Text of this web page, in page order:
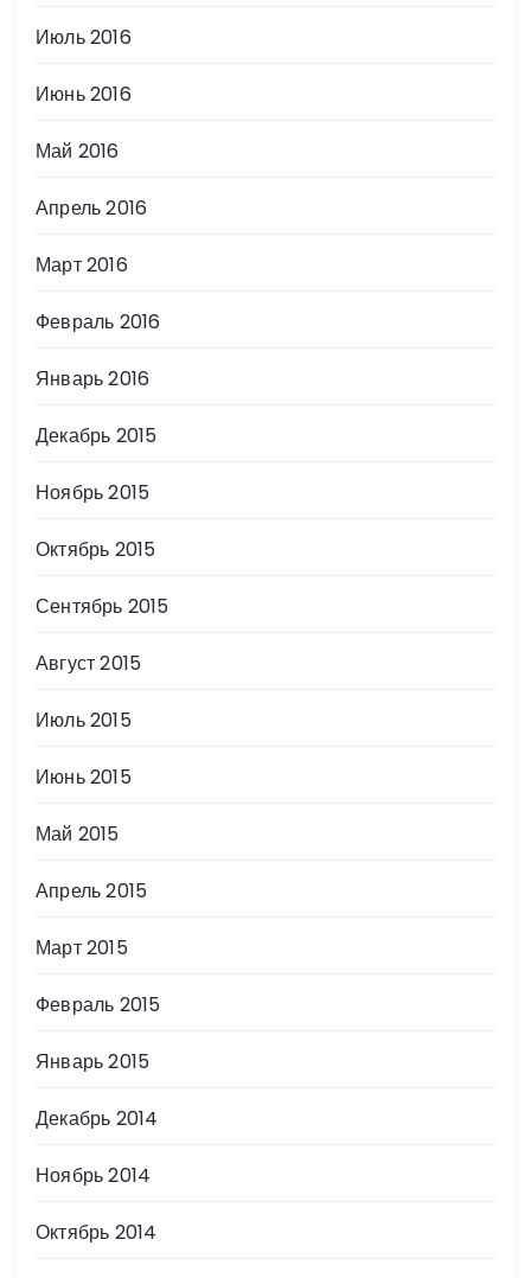
Июль 2016
Июнь 2016
Май 2016
Апрель 2016
Март 2016
Февраль 2016
Январь 2016
Декабрь 2015
Ноябрь 2015
Октябрь 2015
Сентябрь 2015
Август 2015
Июль 2015
Июнь 2015
Май 2015
Апрель 2015
Март 2015
Февраль 2015
Январь 2015
Декабрь 2014
Ноябрь 2014
Октябрь 2014